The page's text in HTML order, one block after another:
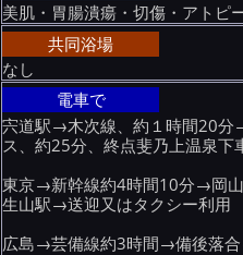
美肌・胃腸潰瘍・切傷・アトピ
共同浴場
なし
電車で
宍道駅→木次線、約１時間20
ス、約25分、終点斐乃上温泉下
東京→新幹線約4時間10分→岡
生山駅→送迎又はタクシー利用
広島→芸備線約3時間→備後落